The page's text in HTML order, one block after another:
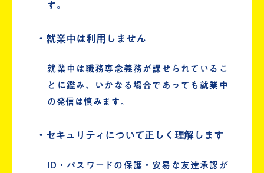
す。
・就業中は利用しません
就業中は職務専念義務が課せられているこ
とに鑑み、いかなる場合であっても就業中
の発信は慎みます。
・セキュリティについて正しく理解します
ID・パスワードの保護・安易な友達承認が